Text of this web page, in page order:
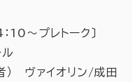
10～プレトーク〕
） ヴァイオリン/成田